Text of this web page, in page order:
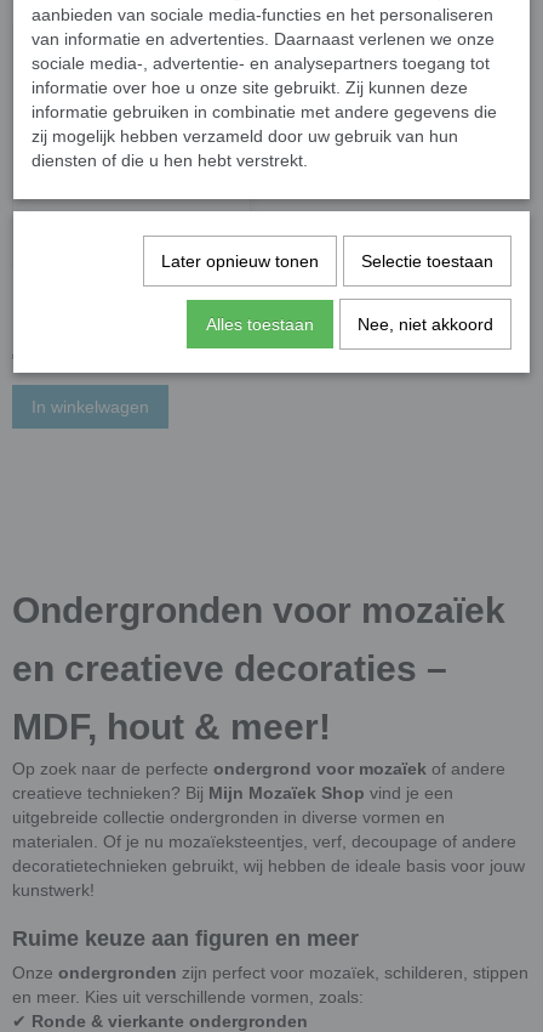
€ 3,27
In winkelwagen
Ondergronden voor mozaïek
en creatieve decoraties –
MDF, hout & meer!
Op zoek naar de perfecte ondergrond voor mozaïek of andere
creatieve technieken? Bij Mijn Mozaïek Shop vind je een
uitgebreide collectie ondergronden in diverse vormen en
materialen. Of je nu mozaïeksteentjes, verf, decoupage of andere
decoratietechnieken gebruikt, wij hebben de ideale basis voor jouw
kunstwerk!
Ruime keuze aan figuren en meer
Onze ondergronden zijn perfect voor mozaïek, schilderen, stippen
en meer. Kies uit verschillende vormen, zoals:
✔ Ronde & vierkante ondergronden
aanbieden van sociale media-functies en het personaliseren
van informatie en advertenties. Daarnaast verlenen we onze
sociale media-, advertentie- en analysepartners toegang tot
informatie over hoe u onze site gebruikt. Zij kunnen deze
informatie gebruiken in combinatie met andere gegevens die
zij mogelijk hebben verzameld door uw gebruik van hun
diensten of die u hen hebt verstrekt.
Later opnieuw tonen Selectie toestaan
Alles toestaan Nee, niet akkoord